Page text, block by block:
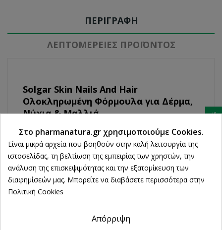
ΠΕΡΙΓΡΑΦΉ
ΛΕΠΤΟΜΈΡΕΙΕΣ ΠΡΟΪΌΝΤΟΣ
Solgar Skin Nails And Hair
Ολοκληρωμένη Φόρμουλα για Δέρμα,
Νύχια & Μαλλιά
Το Skin, Nails and Hair της SOLGAR® είναι μια
εξειδικευμένη διατροφική φόρμουλα πλούσια σε
βιταμίνες, αμινοξέα και μέταλλα, ειδικά
σχεδιασμένη για να προάγει την καλή υγεία των
μαλλιών, του δέρματος και των νυχιών.
Ειδικότερα, παρέχει όλα εκείνα τα διατροφικά
οργανικό θείο (MSM), βιταμίνη C, L-προλίνη, L-
Στο pharmanatura.gr χρησιμοποιούμε Cookies.
Είναι μικρά αρχεία που βοηθούν στην καλή λειτουργία της
ιστοσελίδας, τη βελτίωση της εμπειρίας των χρηστών, την
ανάλυση της επισκεψιμότητας και την εξατομίκευση των
διαφημίσεών μας. Μπορείτε να διαβάσετε περισσότερα στην
Πολιτική Cookies
Απόρριψη